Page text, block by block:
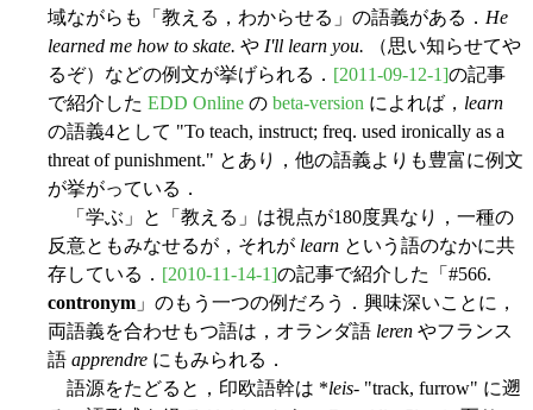
域ながらも「教える，わからせる」の語義がある． He
learned me how to skate. や I'll learn you. （思い知らせてや
るぞ）などの例文が挙げられる． [2011-09-12-1]の記事
で紹介した EDD Online の beta-version によれば， learn
の語義4として "To teach, instruct; freq. used ironically as a
threat of punishment." とあり，他の語義よりも豊富に例文
が挙がっている．
「学ぶ」と「教える」は視点が180度異なり，一種の
反意ともみなせるが，それが learn という語のなかに共
存している． [2010-11-14-1]の記事で紹介した「#566.
contronym 」のもう一つの例だろう．興味深いことに，
両語義を合わせもつ語は，オランダ語 leren やフランス
語 apprendre にもみられる．
語源をたどると，印欧語幹は *leis- "track, furrow" に遡